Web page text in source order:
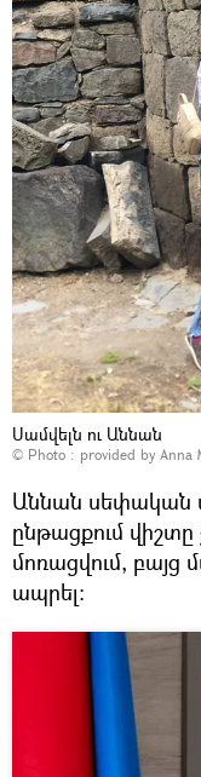
Սամվելն ու Աննան
© Photo : provided by Anna
Աննան սեփական
ընթացքում
մոռացվում, բայց
ապրել։